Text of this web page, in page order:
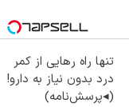
تنها راه رهایی از کمر
درد بدون نیاز به دارو!
(◂پرسش‌نامه)